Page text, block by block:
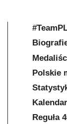
Polskie
Reguła